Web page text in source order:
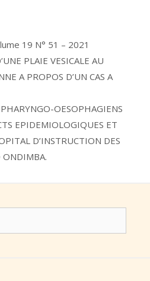
19 N° 51 – 2021
PLAIE VESICALE AU
A PROPOS D’UN CAS A
OESOPHAGIENS
EPIDEMIOLOGIQUES ET
D’INSTRUCTION DES
ONDIMBA.